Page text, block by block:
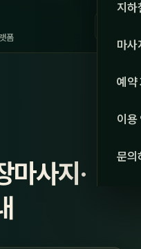
폼 서울
강원·
강원
지하
마사
관리
스
예약
이용
문의
마사지·